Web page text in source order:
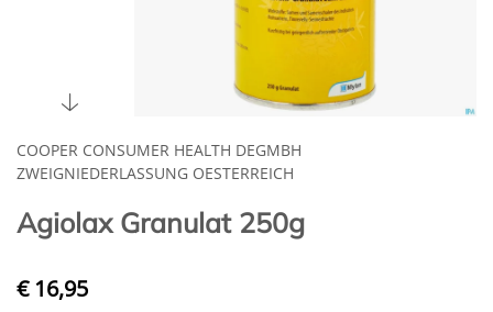
COOPER CONSUMER HEALTH DEGMBH
ZWEIGNIEDERLASSUNG OESTERREICH
Agiolax Granulat 250g
€ 16,95